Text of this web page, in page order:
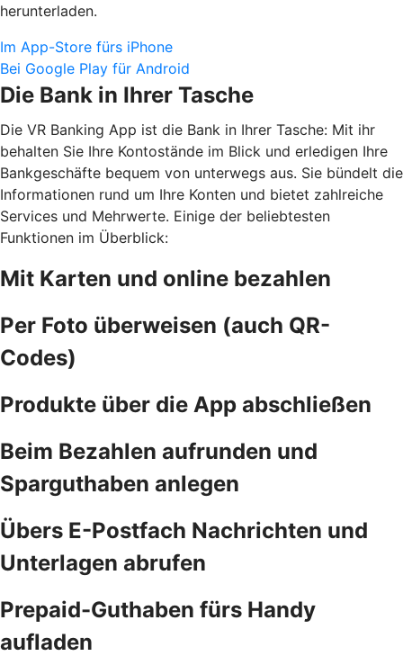
herunterladen.
Im App-Store fürs iPhone
Bei Google Play für Android
Die Bank in Ihrer Tasche
Die VR Banking App ist die Bank in Ihrer Tasche: Mit ihr
behalten Sie Ihre Kontostände im Blick und erledigen Ihre
Bankgeschäfte bequem von unterwegs aus. Sie bündelt die
Informationen rund um Ihre Konten und bietet zahlreiche
Services und Mehrwerte. Einige der beliebtesten
Funktionen im Überblick:
Mit Karten und online bezahlen
Per Foto überweisen (auch QR-
Codes)
Produkte über die App abschließen
Beim Bezahlen aufrunden und
Sparguthaben anlegen
Übers E-Postfach Nachrichten und
Unterlagen abrufen
Prepaid-Guthaben fürs Handy
aufladen